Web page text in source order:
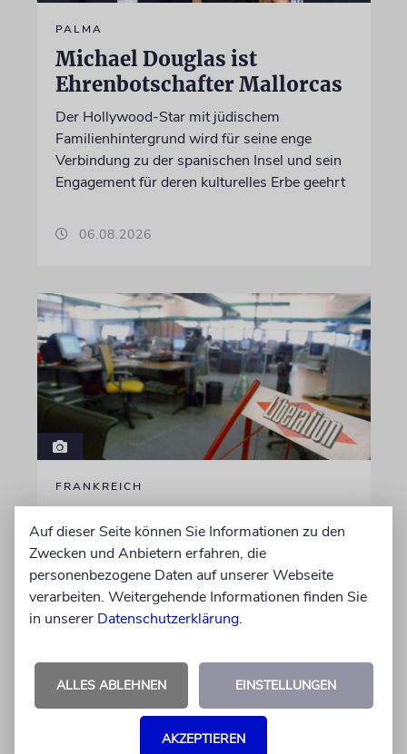
PALMA
Michael Douglas ist
Ehrenbotschafter Mallorcas
Der Hollywood-Star mit jüdischem
Familienhintergrund wird für seine enge
Verbindung zu der spanischen Insel und sein
Engagement für deren kulturelles Erbe geehrt
06.08.2026
FRANKREICH
Judenhass der neuen Linken
Nach 41 Jahren verlässt der anerkannte
Journalist Jean Quatremer die beliebte
Tageszeitung »Libération«. Er wirft Kollegen
ideologische Schreckensherrschaft vor
06.08.2026
Auf dieser Seite können Sie Informationen zu den
Zwecken und Anbietern erfahren, die
personenbezogene Daten auf unserer Webseite
verarbeiten. Weitergehende Informationen finden Sie
in unserer Datenschutzerklärung.
ALLES ABLEHNEN EINSTELLUNGEN
AKZEPTIEREN